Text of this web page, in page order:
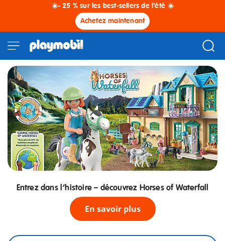
☀️- 25 % sur les best-sellers de l'été ☀️
Achetez maintenant
Entrez dans l’histoire – découvrez Horses of Waterfall
En savoir plus